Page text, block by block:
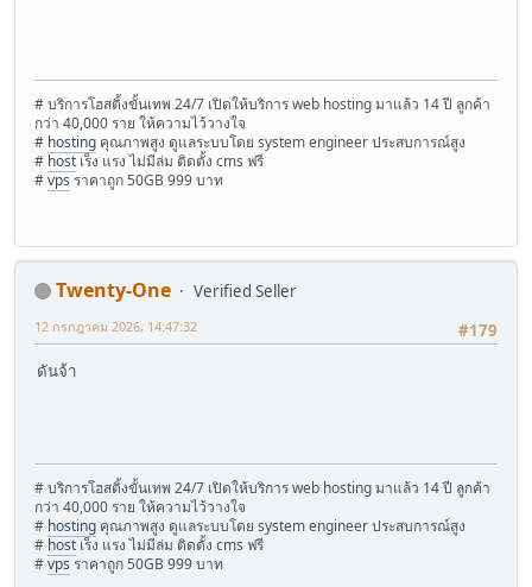
# บริการโฮสติ้งขั้นเทพ 24/7 เปิดให้บริการ web hosting มาแล้ว 14 ปี ลูกค้า
กว่า 40,000 ราย ให้ความไว้วางใจ
# hosting คุณภาพสูง ดูแลระบบโดย system engineer ประสบการณ์สูง
# host เร็ง แรง ไม่มีล่ม ติดตั้ง cms ฟรี
#vps ราคาถูก 50GB 999 บาท
Twenty-One
Verified Seller
#179
12 กรกฎาคม 2026, 14:47:32
ดันจ้า
# บริการโฮสติ้งขั้นเทพ 24/7 เปิดให้บริการ web hosting มาแล้ว 14 ปี ลูกค้า
กว่า 40,000 ราย ให้ความไว้วางใจ
# hosting คุณภาพสูง ดูแลระบบโดย system engineer ประสบการณ์สูง
# host เร็ง แรง ไม่มีล่ม ติดตั้ง cms ฟรี
#vps ราคาถูก 50GB 999 บาท